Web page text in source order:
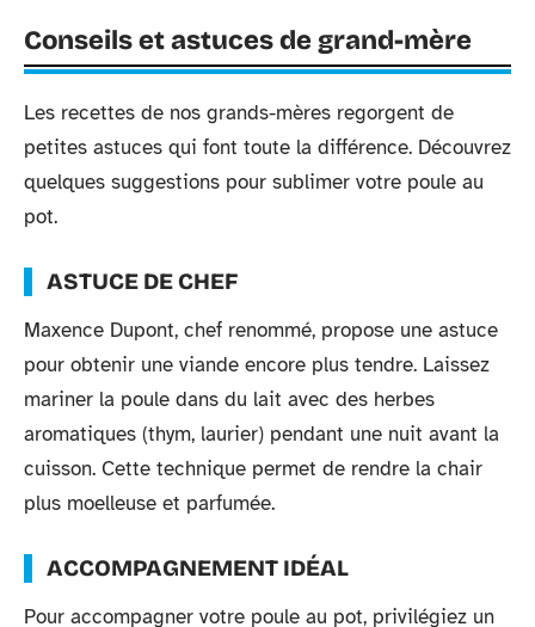
Conseils et astuces de grand-mère
Les recettes de nos grands-mères regorgent de
petites astuces qui font toute la différence. Découvrez
quelques suggestions pour sublimer votre poule au
pot.
ASTUCE DE CHEF
Maxence Dupont, chef renommé, propose une astuce
pour obtenir une viande encore plus tendre. Laissez
mariner la poule dans du lait avec des herbes
aromatiques (thym, laurier) pendant une nuit avant la
cuisson. Cette technique permet de rendre la chair
plus moelleuse et parfumée.
ACCOMPAGNEMENT IDÉAL
Pour accompagner votre poule au pot, privilégiez un